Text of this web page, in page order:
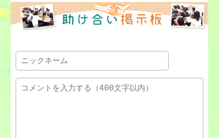
②結論を先送りする
③根拠が正確かを考える